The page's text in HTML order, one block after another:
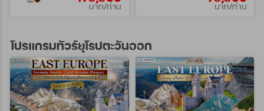
บาท/ท่าน บาท/ท่าน
โปรแกรมทัวร์ยุโรปตะวันออก